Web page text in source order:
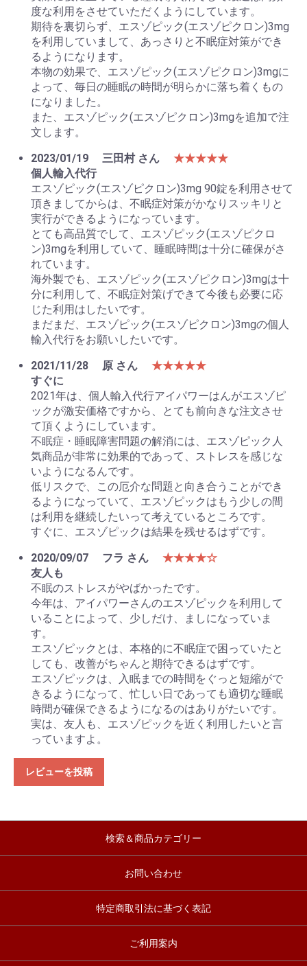
度な利用をさせていただくようにしています。
期待を裏切らず、エスゾピック(エスゾピクロン)3mg
を利用していまして、あっさりと不眠症対策ができ
るようになります。
本物の効果で、エスゾピック(エスゾピクロン)3mgに
よって、毎日の睡眠の時間が明らかに落ち着くもの
になりました。
また、エスゾピック(エスゾピクロン)3mgを追加で注
文します。
2023/01/19
三田村 さん
★★★★★
個人輸入代行
エスゾピック(エスゾピクロン)3mg 90錠を利用させて
頂きましてからは、不眠症対策がかなりスッキリと
実行ができるようになっています。
とても高品質でして、エスゾピック(エスゾピクロ
ン)3mgを利用していて、睡眠時間は十分に確保がさ
れています。
海外製でも、エスゾピック(エスゾピクロン)3mgは十
分に利用して、不眠症対策げできて今後も必要に応
じた利用はしたいです。
まだまだ、エスゾピック(エスゾピクロン)3mgの個人
輸入代行をお願いしたいです。
2021/11/28
原 さん
★★★★★
すぐに
2021年は、個人輸入代行アイパワーはんがエスゾピ
ックが激安価格ですから、とても前向きな注文させ
て頂くようにしています。
不眠症・睡眠障害問題の解消には、エスゾピック人
気商品が非常に効果的であって、ストレスを感じな
いようになるんです。
低リスクで、この厄介な問題と向き合うことができ
るようになっていて、エスゾピックはもう少しの間
は利用を継続したいって考えているところです。
すぐに、エスゾピックは結果を残せるはずです。
2020/09/07
フラ さん
★★★★☆
友人も
不眠のストレスがやばかったです。
今年は、アイパワーさんのエスゾピックを利用して
いることによって、少しだけ、ましになっていま
す。
エスゾピックとは、本格的に不眠症で困っていたと
しても、改善がちゃんと期待できるはずです。
エスゾピックは、入眠までの時間をぐっと短縮がで
きるようになって、忙しい日であっても適切な睡眠
時間が確保できるようになるのはありがたいです。
実は、友人も、エスゾピックを近く利用したいと言
っていますよ。
レビューを投稿
検索＆商品カテゴリー
お問い合わせ
特定商取引法に基づく表記
ご利用案内